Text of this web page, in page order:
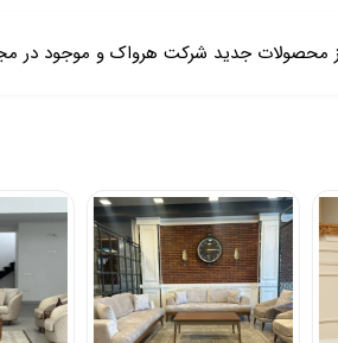
محصولات جدید شرکت هرواک و موجود